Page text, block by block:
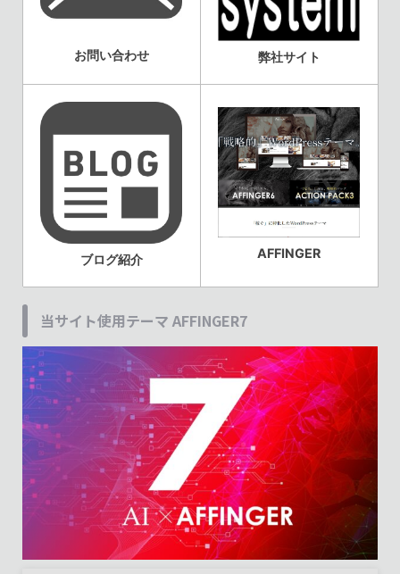
お問い合わせ 弊社サイト
ブログ紹介 AFFINGER
当サイト使用テーマ AFFINGER7